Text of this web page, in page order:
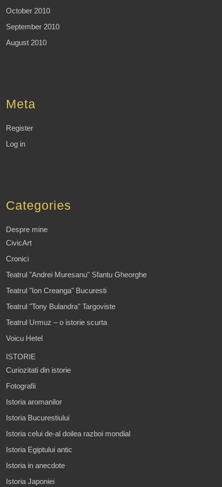
October 2010
September 2010
August 2010
Meta
Register
Log in
Categories
Despre mine
CivicArt
Cronici
Teatrul "Andrei Muresanu" Sfantu Gheorghe
Teatrul "Ion Creanga" Bucuresti
Teatrul "Tony Bulandra" Targoviste
Teatrul Urmuz – o istorie scurta
Voicu Hetel
ISTORIE
Curiozitati din istorie
Fotografii
Istoria aromanilor
Istoria Bucurestiului
Istoria celui de-al doilea razboi mondial
Istoria Egiptului antic
Istoria in anecdote
Istoria Japoniei